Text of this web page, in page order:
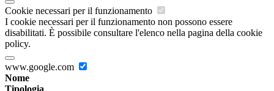
Cookie necessari per il funzionamento
I cookie necessari per il funzionamento non possono essere
disabilitati. È possibile consultare l'elenco nella pagina della cookie
policy.
www.google.com
Nome